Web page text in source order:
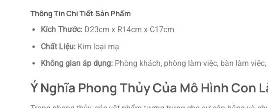
Thông Tin Chi Tiết Sản Phẩm
Kích Thước:D23cm x R14cm x C17cm
Chất Liệu:Kim loại mạ
Không gian áp dụng:Phòng khách, phòng làm việc, bàn làm
Ý Nghĩa Phong Thủy Của Mô Hình Con